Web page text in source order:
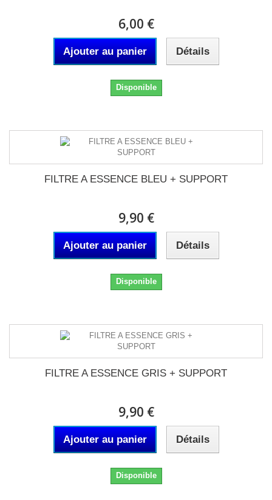
6,00 €
Ajouter au panier Détails
Disponible
FILTRE A ESSENCE BLEU + SUPPORT
9,90 €
Ajouter au panier Détails
Disponible
FILTRE A ESSENCE GRIS + SUPPORT
9,90 €
Ajouter au panier Détails
Disponible